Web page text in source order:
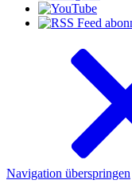
Navigation überspringen